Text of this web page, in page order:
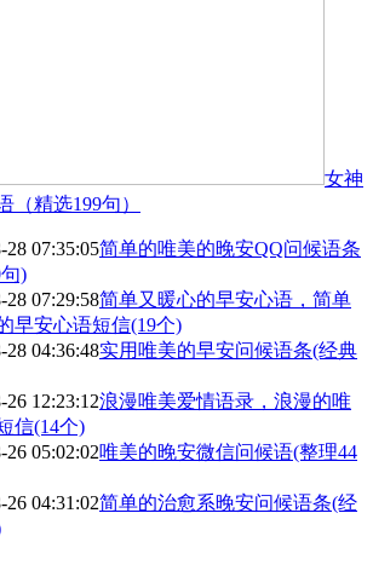
女神
（精选199句）
28 07:35:05简单的唯美的晚安QQ问候语条
)
28 07:29:58简单又暖心的早安心语，简单
早安心语短信(19个)
28 04:36:48实用唯美的早安问候语条(经典
26 12:23:12浪漫唯美爱情语录，浪漫的唯
信(14个)
26 05:02:02唯美的晚安微信问候语(整理44
26 04:31:02简单的治愈系晚安问候语条(经